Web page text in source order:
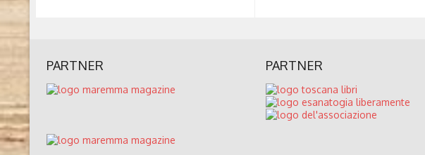
PARTNER PARTNER